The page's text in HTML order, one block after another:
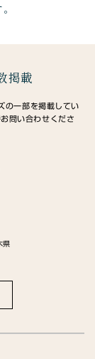
掲載
の一部を掲載してい
問い合わせくださ
県